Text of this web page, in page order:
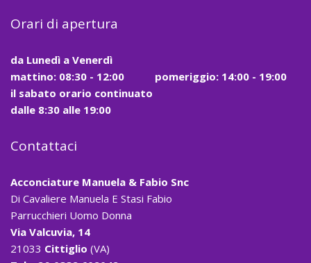
Orari di apertura
da Lunedì a Venerdì
mattino: 08:30 - 12:00
pomeriggio: 14:00 - 19:00
il sabato orario continuato
dalle 8:30 alle 19:00
Contattaci
Acconciature Manuela & Fabio Snc
Di Cavaliere Manuela E Stasi Fabio
Parrucchieri Uomo Donna
Via Valcuvia, 14
21033 Cittiglio (VA)